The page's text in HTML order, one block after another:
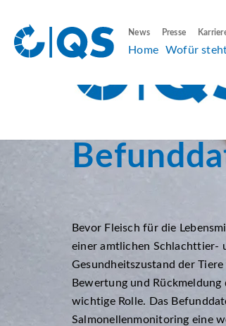
News Presse
Home Wofür
Bevor Fleisch für die
einer amtlichen Schlachttier-
Gesundheitszustand der
Bewertung und
wichtige Rolle. Das
Salmonellenmonitoring eine